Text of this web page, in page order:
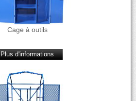
Cage à outils
Plus d'informations